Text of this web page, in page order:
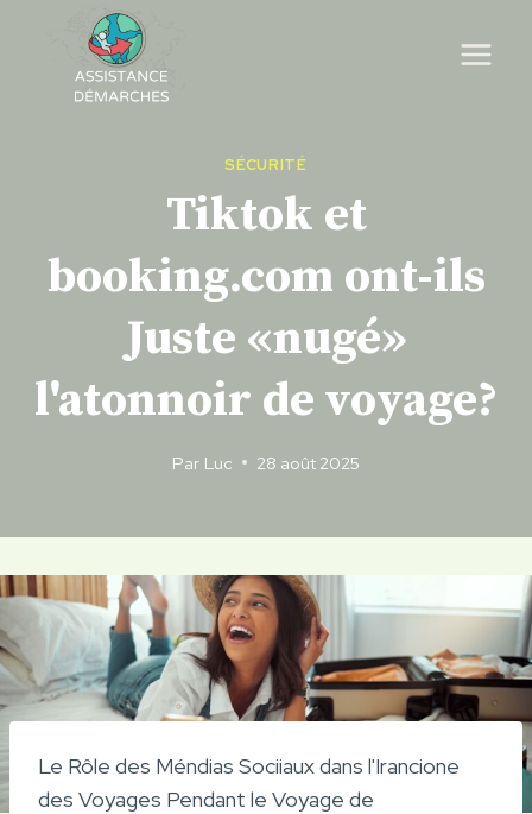
content
SÉCURITÉ
Tiktok et
booking.com ont-ils
Juste «nugé»
l'atonnoir de voyage?
Par Luc 28 août 2025
Le Rôle des Méndias Sociiaux dans l'Irancione
des Voyages Pendant le Voyage de